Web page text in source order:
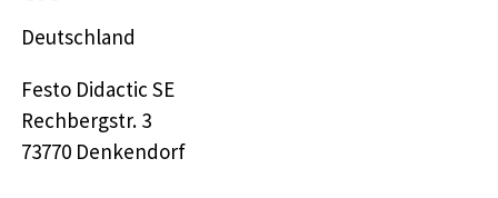
Deutschland
Festo Didactic SE
Rechbergstr. 3
73770 Denkendorf